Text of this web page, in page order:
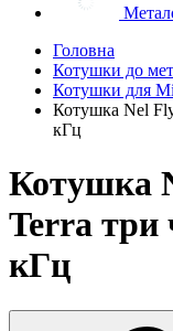
Головна
Котушки до
Котушки для
Котушка Nel
кГц
Котушка
Terra три
кГц